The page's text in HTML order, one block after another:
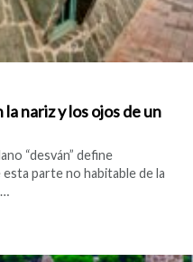
la nariz y los ojos de un
“desván” define
parte no habitable de la